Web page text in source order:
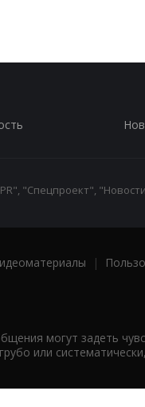
"Спецпроект",
|
могут задеть
или